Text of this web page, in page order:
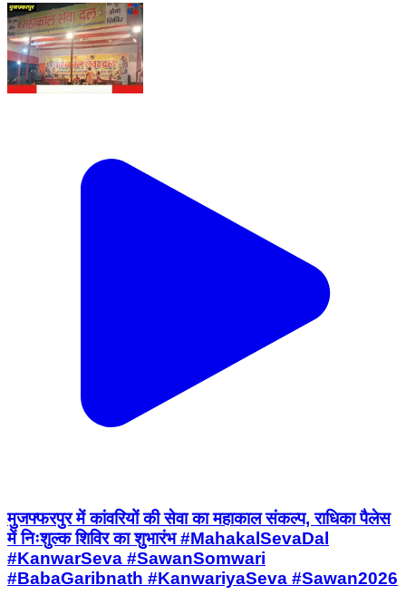
मुजफ्फरपुर में कांवरियों की सेवा का महाकाल संकल्प, राधिका पैलेस
में निःशुल्क शिविर का शुभारंभ #MahakalSevaDal
#KanwarSeva #SawanSomwari
#BabaGaribnath #KanwariyaSeva #Sawan2026